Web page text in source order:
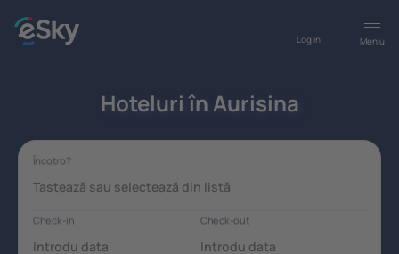
Meniu
Log in
Hoteluri în Aurisina